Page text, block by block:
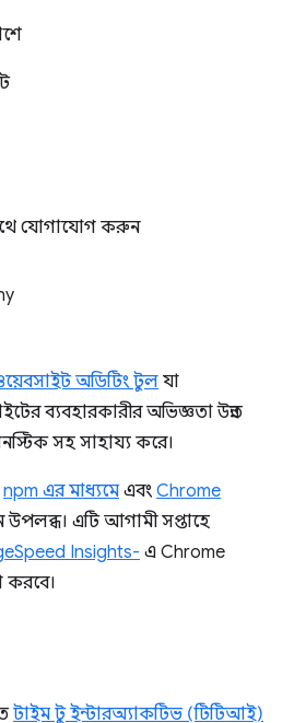
যোগাযোগ করুন
অডিটিং টুল যা
ব্যবহারকারীর অভিজ্ঞতা উন্নত
সহ সাহায্য করে।
npm এর মাধ্যমে এবং Chrome
উপলব্ধ। এটি আগামী সপ্তাহে
​​Insights- এ Chrome
করবে।
টাইম টু ইন্টারঅ্যাকটিভ (টিটিআই)